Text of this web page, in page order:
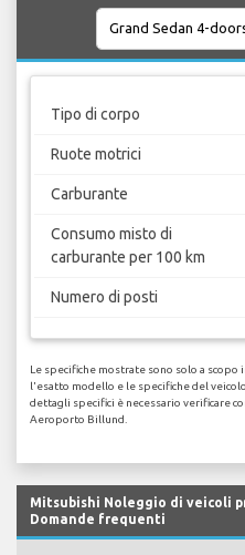
Tipo di corpo
Ruote motrici
Carburante
Consumo misto di
carburante per 100 km
Numero di posti
Le specifiche mostrate sono solo a
l'esatto modello e le specifiche del
dettagli specifici è necessario verificare
Aeroporto Billund.
Mitsubishi Noleggio di veicoli
Domande frequenti